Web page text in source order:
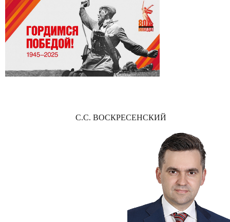
С.С. ВОСКРЕСЕНСКИЙ